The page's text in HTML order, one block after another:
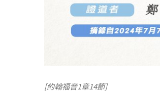
[約翰福音1章14節]